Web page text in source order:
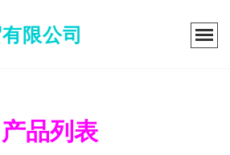
限公司
产品列表